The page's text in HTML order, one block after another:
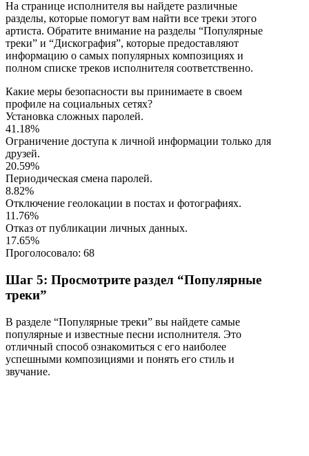
На странице исполнителя вы найдете различные
разделы, которые помогут вам найти все треки этого
артиста. Обратите внимание на разделы “Популярные
треки” и “Дискография”, которые предоставляют
информацию о самых популярных композициях и
полном списке треков исполнителя соответственно.
Какие меры безопасности вы принимаете в своем
профиле на социальных сетях?
Установка сложных паролей.
41.18%
Ограничение доступа к личной информации только для
друзей.
20.59%
Периодическая смена паролей.
8.82%
Отключение геолокации в постах и фотографиях.
11.76%
Отказ от публикации личных данных.
17.65%
Проголосовало: 68
Шаг 5: Просмотрите раздел “Популярные
треки”
В разделе “Популярные треки” вы найдете самые
популярные и известные песни исполнителя. Это
отличный способ ознакомиться с его наиболее
успешными композициями и понять его стиль и
звучание.